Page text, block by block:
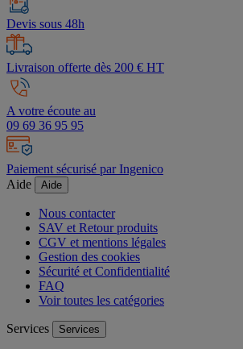
Devis sous 48h
Livraison offerte dès 200 € HT
A votre écoute au
09 69 36 95 95
Paiement sécurisé par Ingenico
Aide
Aide
Nous contacter
SAV et Retour produits
CGV et mentions légales
Gestion des cookies
Sécurité et Confidentialité
FAQ
Voir toutes les catégories
Services Services